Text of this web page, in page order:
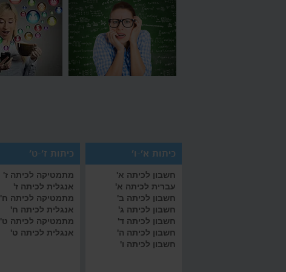
כיתות א'-ו'
חשבון לכיתה א'
עברית לכיתה א'
חשבון לכיתה ב'
חשבון לכיתה ג'
חשבון לכיתה ד'
חשבון לכיתה ה'
חשבון לכיתה ו'
כיתות ז'-ט'
מתמטיקה לכיתה ז'
אנגלית לכיתה ז'
מתמטיקה לכיתה ח'
אנגלית לכיתה ח'
מתמטיקה לכיתה ט'
אנגלית לכיתה ט'